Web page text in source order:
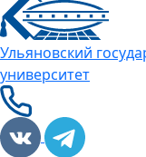
Ульяновский
университет